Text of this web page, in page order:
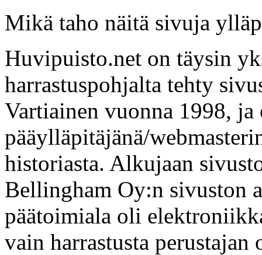
Mikä taho näitä sivuja
Huvipuisto.net on täysin
harrastuspohjalta tehty
Vartiainen vuonna 1998,
pääylläpitäjänä/
historiasta. Alkujaan
Bellingham Oy:n sivuston
päätoimiala oli
vain harrastusta